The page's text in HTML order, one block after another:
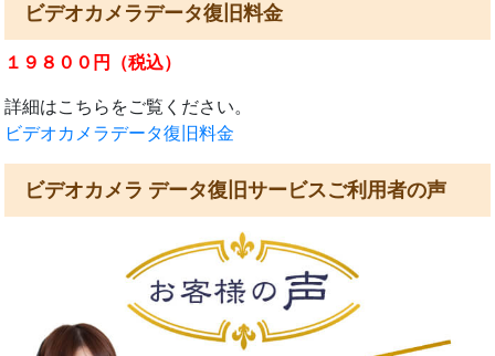
ビデオカメラデータ復旧料金
１９８００円（税込）
詳細はこちらをご覧ください。
ビデオカメラデータ復旧料金
ビデオカメラ データ復旧サービスご利用者の声